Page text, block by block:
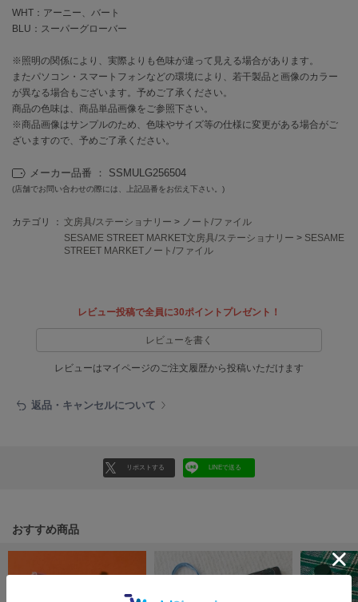
CODE A
COLE HAAN
コール ハーン
CONVERSE
コンバース
DANSKIN
ダンスキン
EIMY ISTOIRE
エミ アトリエ
WHT：アーニー、バート
BLU：スーパーグローバー
※照明の関係により、実際よりも色味が違って見える場合があります。
またパソコン・スマートフォンなどの環境により、若干製品と画像のカラー
が異なる場合もございます。予めご了承ください。
商品の色味は、商品単品画像をご参照下さい。
※商品画像はサンプルのため、色味やサイズ等の仕様に変更がある場合がご
ざいますので、予めご了承ください。
メーカー品番 ： SSMULG256504
(店舗でお問い合わせの際には、上記品番をお伝え下さい。)
カテゴリ ： 文房具/ステーショナリー> ノート/ファイル
SESAME STREET MARKET文房具/ステーショナリー> SESAME
STREET MARKETノート/ファイル
レビュー投稿で全員に30ポイントプレゼント！
レビューを書く
レビューはマイページのご注文履歴から投稿いただけます
返品・キャンセルについて
リポストする LINEで送る
おすすめ商品